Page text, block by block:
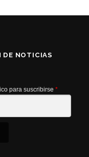
DE NOTICIAS
para suscribirse *